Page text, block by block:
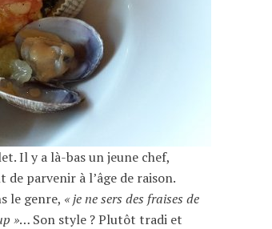
Il y a là-bas un jeune chef,
parvenir à l’âge de raison.
le genre, « je ne sers des fraises de
»… Son style ? Plutôt tradi et